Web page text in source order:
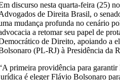
discurso nesta quarta-feira (25)
de Direita Brasil, o
mudança profunda no cenário
a retomar seu papel de
de Direito, apoiando a
(PL-RJ) à Presidência da
primeira providência para garantir
é eleger Flávio Bolsonaro